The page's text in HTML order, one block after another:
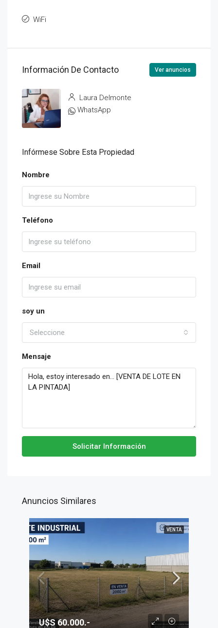
WiFi
Información De Contacto Ver anuncios
Laura Delmonte
WhatsApp
Infórmese Sobre Esta Propiedad
Nombre
Teléfono
Email
soy un
Seleccione
Mensaje
Solicitar Información
Anuncios Similares
VENTA
U$S 60.000.-